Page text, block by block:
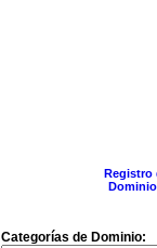
Registro
Categorías de Dominio: